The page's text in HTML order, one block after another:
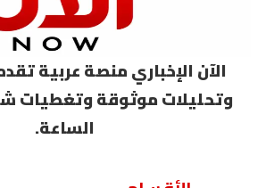
الآن الإخباري منصة عربية تقدم
وتحليلات موثوقة وتغطيات
الساعة.